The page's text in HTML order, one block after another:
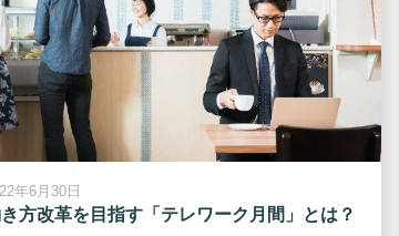
年6月30日
方改革を目指す「テレワーク月間」とは？